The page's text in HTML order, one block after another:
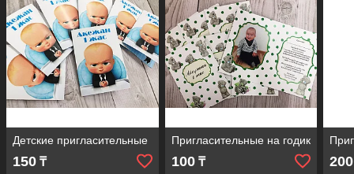
Детские пригласительные
150 ₸
Пригласительные на годик
100₸ 200